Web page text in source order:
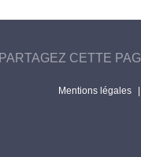
PARTAGEZ CETTE
Mentions légales